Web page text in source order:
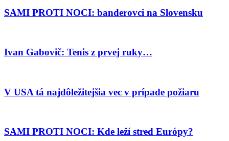
SAMI PROTI NOCI: banderovci na Slovensku
Ivan Gabovič: Tenis z prvej ruky…
V USA tá najdôležitejšia vec v prípade požiaru
SAMI PROTI NOCI: Kde leží stred Európy?